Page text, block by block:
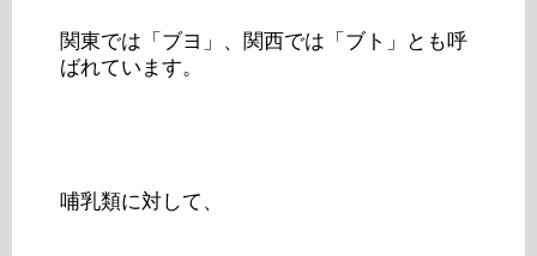
関東では「ブヨ」、関西では「ブト」とも呼
ばれています。
哺乳類に対して、